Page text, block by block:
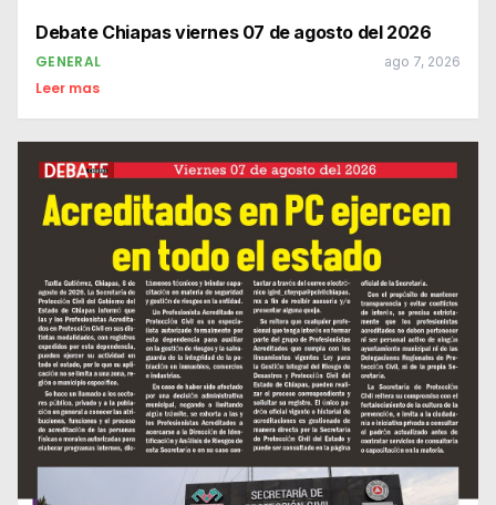
Debate Chiapas viernes 07 de agosto del 2026
GENERAL ago 7, 2026
Leer mas